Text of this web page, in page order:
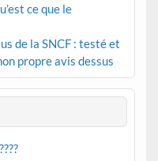
ce que le
de la SNCF : testé et
propre avis dessus